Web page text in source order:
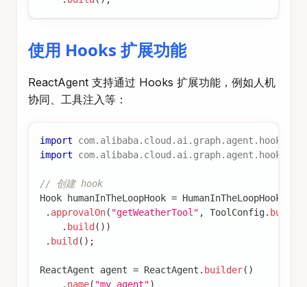
使用 Hooks 扩展功能
ReactAgent 支持通过 Hooks 扩展功能，例如人机
协同、工具注入等：
import com. alibaba. cloud . ai . graph. agent . hook
import
com. alibaba. cloud . ai . graph. agent . hook
// 创建 hook
Hook humanInTheLoopHook = HumanInTheLoopHook
. approvalOn( "getWeatherTool" , ToolConfig.
. build ( ) )
. build ( ) ;
ReactAgent agent = ReactAgent . builder( )
. name( "my_agent")